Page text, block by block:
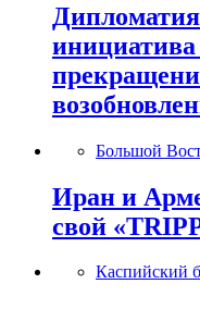
инициатива
Большой
Иран и
свой
Каспийский